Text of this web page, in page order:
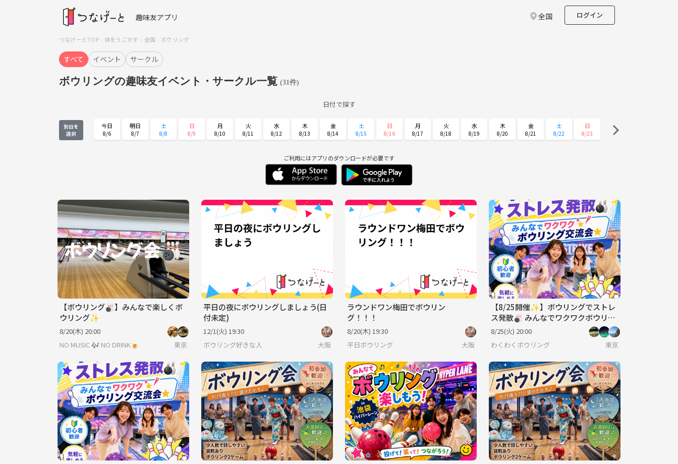
趣味友アプリ 全国 ログイン
つなげーとTOP 体をうごかす 全国 ボウリング
すべて イベント サークル
ボウリングの趣味友イベント・サークル一覧 (31件)
日付で探す
別日を
選択
今日
8/6
明日
8/7
土
8/8
日
8/9
月
8/10
火
8/11
水
8/12
木
8/13
金
8/14
土
8/15
日
8/16
月
8/17
火
8/18
水
8/19
木
8/20
金
8/21
土
8/22
日
8/23
8/31 9/1 9/2 9/3
ご利用にはアプリのダウンロードが必要です
【ボウリング🎳】みんなで楽しくボ
ウリング✨
8/20(木) 20:00
NO MUSIC 🎶 NO DRINK🍺
東京
平日の夜にボウリングしましょう(日
付未定)
12/1(火) 19:30
ボウリング好きな人
大阪
ラウンドワン梅田でボウリン
グ！！！
8/20(木) 19:30
平日ボウリング
大阪
【8/25開催✨】ボウリングでストレ
ス発散🎳 みんなでワクワクボウリン
グ交流会⭐️
8/25(火) 20:00
わくわくボウリング
東京